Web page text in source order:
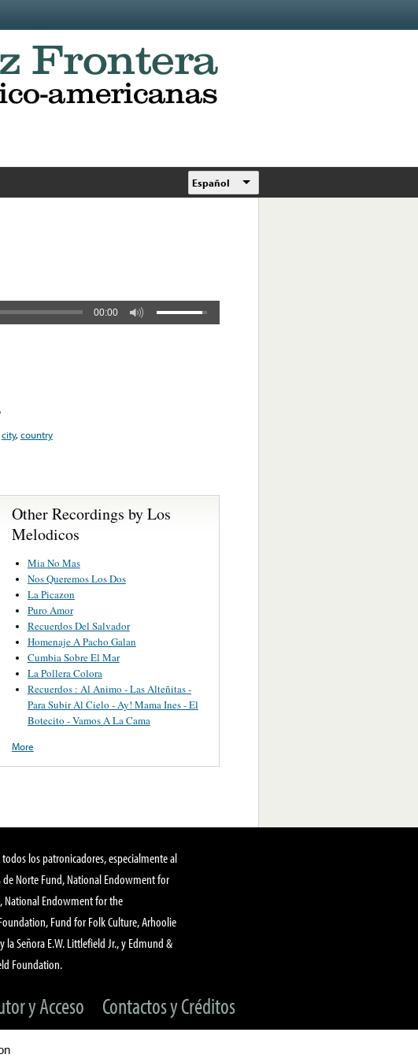
Español
00:00
city,country
Other Recordings by Los
Melodicos
Mia No Mas
Nos Queremos Los Dos
La Picazon
Puro Amor
Recuerdos Del Salvador
Homenaje A Pacho Galan
Cumbia Sobre El Mar
La Pollera Colora
Recuerdos : Al Animo - Las Alteñitas -
Para Subir Al Cielo - Ay! Mama Ines - El
Botecito - Vamos A La Cama
More
los patronicadores, especialmente al
de Norte Fund, National Endowment for
National Endowment for the
Fund for Folk Culture, Arhoolie
la Señora E.W. Littlefield Jr., y Edmund &
Foundation.
y Acceso Contactos y Créditos